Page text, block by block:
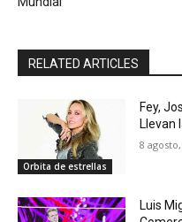
RELATED ARTICLES
Orbita de estrellas
Fey,
Llevan
8
Luis